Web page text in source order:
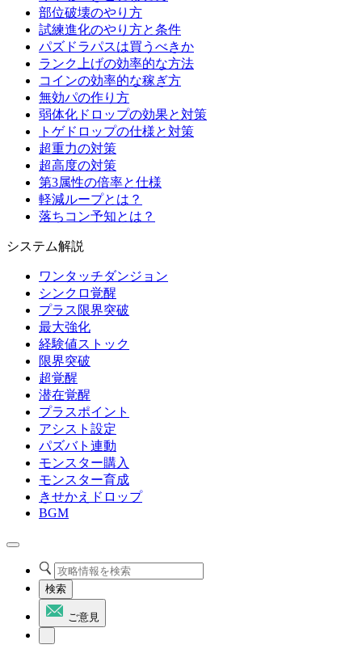
部位破壊のやり方
試練進化のやり方と条件
パズドラパスは買うべきか
ランク上げの効率的な方法
コインの効率的な稼ぎ方
無効パの作り方
弱体化ドロップの効果と対策
トゲドロップの仕様と対策
超重力の対策
超高度の対策
第3属性の倍率と仕様
軽減ループとは？
落ちコン予知とは？
システム解説
ワンタッチダンジョン
シンクロ覚醒
プラス限界突破
最大強化
経験値ストック
限界突破
超覚醒
潜在覚醒
プラスポイント
アシスト設定
パズバト連動
モンスター購入
モンスター育成
きせかえドロップ
BGM
検索
ご意見